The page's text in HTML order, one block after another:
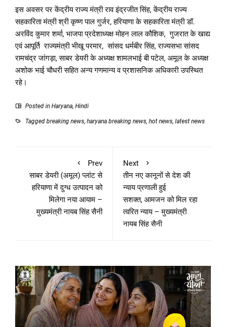
इस अवसर पर केंद्रीय राज्य मंत्री राव इंद्रजीत सिंह, केंद्रीय राज्य
सहकारिता मंत्री श्री कृष्ण पाल गुर्जर, हरियाणा के सहकारिता मंत्री डॉ.
अरविंद कुमार शर्मा, भाजपा प्रदेशाध्यक्ष मोहन लाल कौशिक, गुजरात के खाद्य
एवं आपूर्ति राज्यमंत्री भीखू परमार, सांसद धर्मबीर सिंह, राज्यसभा सांसद
रामचंद्र जांगड़ा, साबर डेयरी के अध्यक्ष शामलभाई बी पटेल, अमूल के अध्यक्ष
अशोक भाई चौधरी सहित अन्य गणमान्य व प्रशासनिक अधिकारी उपस्थित
रहे।
Posted in Haryana, Hindi
Tagged breaking news, haryana breaking news, hot news, latest news
Prev
साबर डेयरी (अमूल) प्लांट से
हरियाणा में दुग्ध उत्पादन को
मिलेगा नया आयाम –
मुख्यमंत्री नायब सिंह सैनी
Next
तीन नए कानूनों से देश की
न्याय प्रणाली हुई
सशक्त, आमजन को मिल रहा
त्वरित न्याय – मुख्यमंत्री
नायब सिंह सैनी